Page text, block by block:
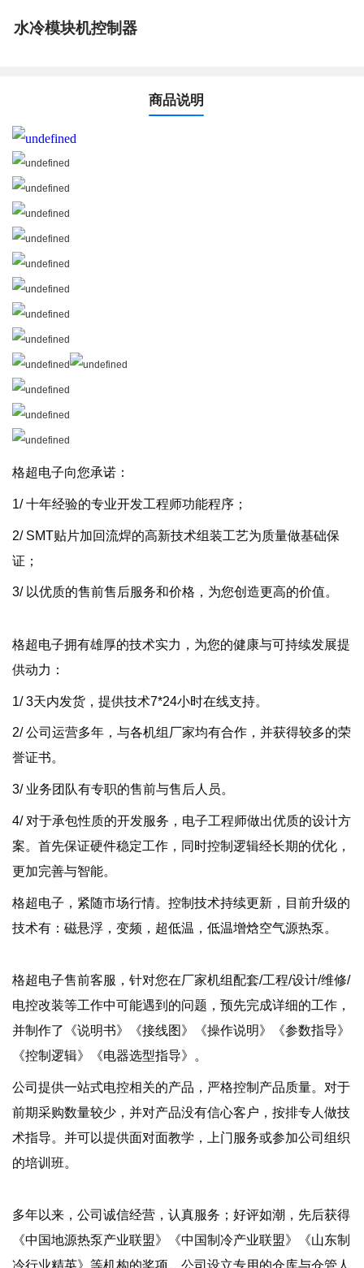
水冷模块机控制器
商品说明
格超电子向您承诺：
1/ 十年经验的专业开发工程师功能程序；
2/ SMT贴片加回流焊的高新技术组装工艺为质量做基础保
证；
3/ 以优质的售前售后服务和价格，为您创造更高的价值。
格超电子拥有雄厚的技术实力，为您的健康与可持续发展提
供动力：
1/ 3天内发货，提供技术7*24小时在线支持。
2/ 公司运营多年，与各机组厂家均有合作，并获得较多的荣
誉证书。
3/ 业务团队有专职的售前与售后人员。
4/ 对于承包性质的开发服务，电子工程师做出优质的设计方
案。首先保证硬件稳定工作，同时控制逻辑经长期的优化，
更加完善与智能。
格超电子，紧随市场行情。控制技术持续更新，目前升级的
技术有：磁悬浮，变频，超低温，低温增焓空气源热泵。
格超电子售前客服，针对您在厂家机组配套/工程/设计/维修/
电控改装等工作中可能遇到的问题，预先完成详细的工作，
并制作了《说明书》《接线图》《操作说明》《参数指导》
《控制逻辑》《电器选型指导》。
公司提供一站式电控相关的产品，严格控制产品质量。对于
前期采购数量较少，并对产品没有信心客户，按排专人做技
术指导。并可以提供面对面教学，上门服务或参加公司组织
的培训班。
多年以来，公司诚信经营，认真服务；好评如潮，先后获得
《中国地源热泵产业联盟》《中国制冷产业联盟》《山东制